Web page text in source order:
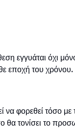
εγγυάται όχι
εποχή του χρόνου.
να φορεθεί τόσο
τονίσει το